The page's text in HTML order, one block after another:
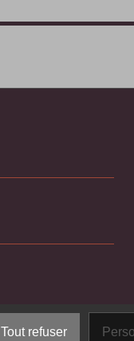
Tout refuser